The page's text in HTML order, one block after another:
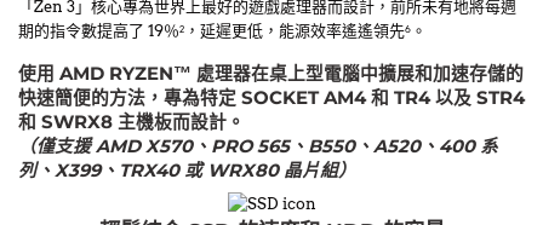
「Zen 3」核心專為世界上最好的遊戲處理器而設計，前所未有地將每週
期的指令數提高了 19％2 ，延遲更低，能源效率遙遙領先6 。
使用 AMD RYZEN™ 處理器在桌上型電腦中擴展和加速存儲的
快速簡便的方法，專為特定 SOCKET AM4 和 TR4 以及 STR4
和 SWRX8 主機板而設計。
（僅支援 AMD X570、PRO 565、B550、A520、400 系
列、X399、TRX40 或 WRX80 晶片組）